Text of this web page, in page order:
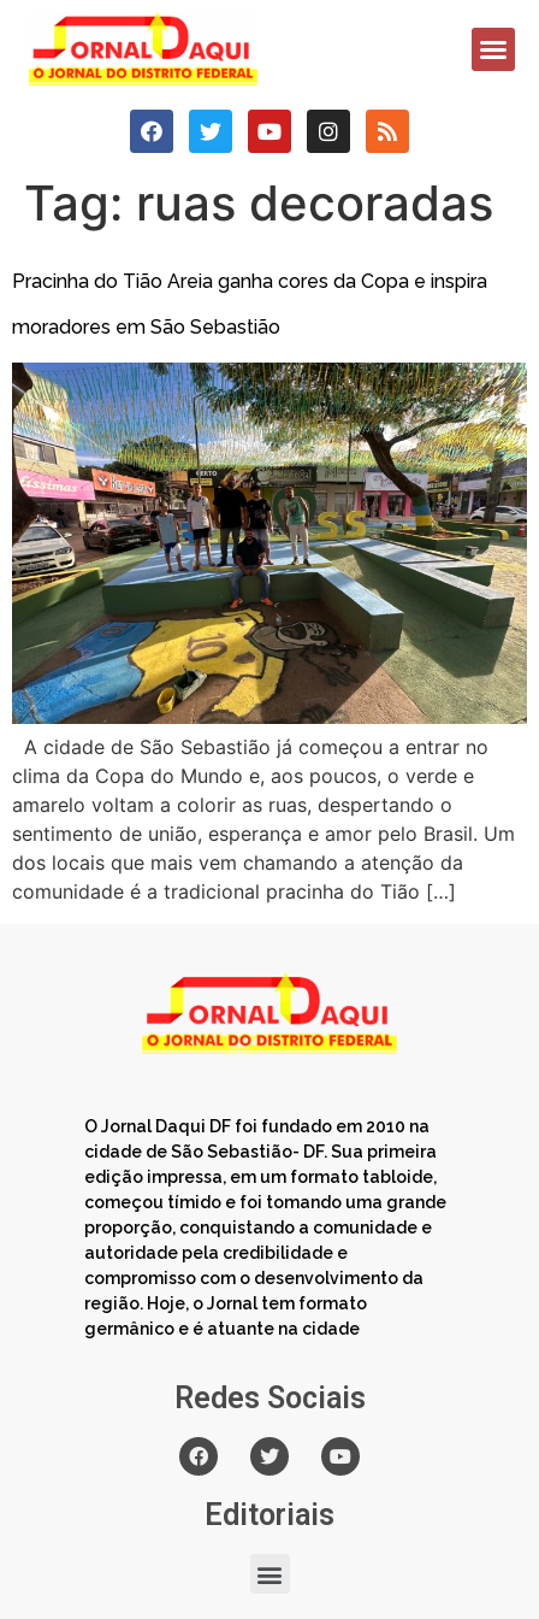
Tag: ruas decoradas
Pracinha do Tião Areia ganha cores da Copa e inspira
moradores em São Sebastião
A cidade de São Sebastião já começou a entrar no
clima da Copa do Mundo e, aos poucos, o verde e
amarelo voltam a colorir as ruas, despertando o
sentimento de união, esperança e amor pelo Brasil. Um
dos locais que mais vem chamando a atenção da
comunidade é a tradicional pracinha do Tião […]
O Jornal Daqui DF foi fundado em 2010 na
cidade de São Sebastião- DF. Sua primeira
edição impressa, em um formato tabloide,
começou tímido e foi tomando uma grande
proporção, conquistando a comunidade e
autoridade pela credibilidade e
compromisso com o desenvolvimento da
região. Hoje, o Jornal tem formato
germânico e é atuante na cidade
Redes Sociais
Editoriais